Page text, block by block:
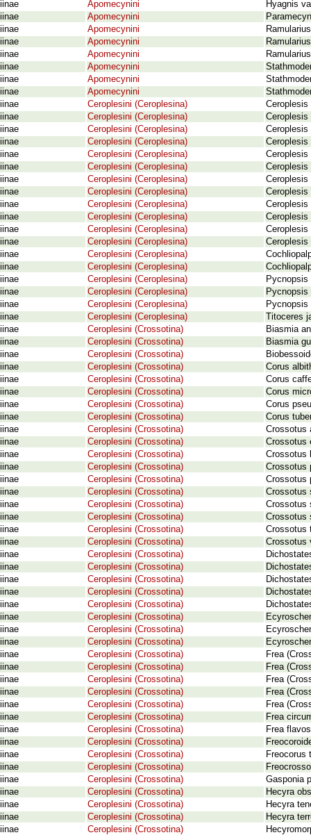
Apomecynini
Hyagnis
Apomecynini
Apomecynini
Apomecynini
Apomecynini
Apomecynini
Apomecynini
Apomecynini
Ceroplesini (Ceroplesina)
Ceroplesis
Ceroplesini (Ceroplesina)
Ceroplesis
Ceroplesini (Ceroplesina)
Ceroplesis
Ceroplesini (Ceroplesina)
Ceroplesis
Ceroplesini (Ceroplesina)
Ceroplesis
Ceroplesini (Ceroplesina)
Ceroplesis
Ceroplesini (Ceroplesina)
Ceroplesis
Ceroplesini (Ceroplesina)
Ceroplesis
Ceroplesini (Ceroplesina)
Ceroplesis
Ceroplesini (Ceroplesina)
Ceroplesis
Ceroplesini (Ceroplesina)
Ceroplesini (Ceroplesina)
Ceroplesis
Ceroplesini (Ceroplesina)
Ceroplesini (Ceroplesina)
Ceroplesini (Ceroplesina)
Pycnopsis
Ceroplesini (Ceroplesina)
Pycnopsis
Ceroplesini (Ceroplesina)
Pycnopsis
Ceroplesini (Ceroplesina)
Titoceres
Ceroplesini (Crossotina)
Biasmia
Ceroplesini (Crossotina)
Biasmia
Ceroplesini (Crossotina)
Ceroplesini (Crossotina)
Corus
Ceroplesini (Crossotina)
Corus
Ceroplesini (Crossotina)
Corus
Ceroplesini (Crossotina)
Corus
Ceroplesini (Crossotina)
Corus
Ceroplesini (Crossotina)
Crossotus
Ceroplesini (Crossotina)
Crossotus
Ceroplesini (Crossotina)
Crossotus
Ceroplesini (Crossotina)
Crossotus
Ceroplesini (Crossotina)
Crossotus
Ceroplesini (Crossotina)
Crossotus
Ceroplesini (Crossotina)
Crossotus
Ceroplesini (Crossotina)
Crossotus
Ceroplesini (Crossotina)
Crossotus
Ceroplesini (Crossotina)
Crossotus
Ceroplesini (Crossotina)
Ceroplesini (Crossotina)
Ceroplesini (Crossotina)
Ceroplesini (Crossotina)
Ceroplesini (Crossotina)
Ceroplesini (Crossotina)
Ceroplesini (Crossotina)
Ceroplesini (Crossotina)
Ceroplesini (Crossotina)
Frea
Ceroplesini (Crossotina)
Frea
Ceroplesini (Crossotina)
Frea
Ceroplesini (Crossotina)
Frea
Ceroplesini (Crossotina)
Frea
Ceroplesini (Crossotina)
Frea
Ceroplesini (Crossotina)
Frea
Ceroplesini (Crossotina)
Ceroplesini (Crossotina)
Freocorus
Ceroplesini (Crossotina)
Ceroplesini (Crossotina)
Gasponia
Ceroplesini (Crossotina)
Hecyra
Ceroplesini (Crossotina)
Hecyra
Ceroplesini (Crossotina)
Hecyra
Ceroplesini (Crossotina)